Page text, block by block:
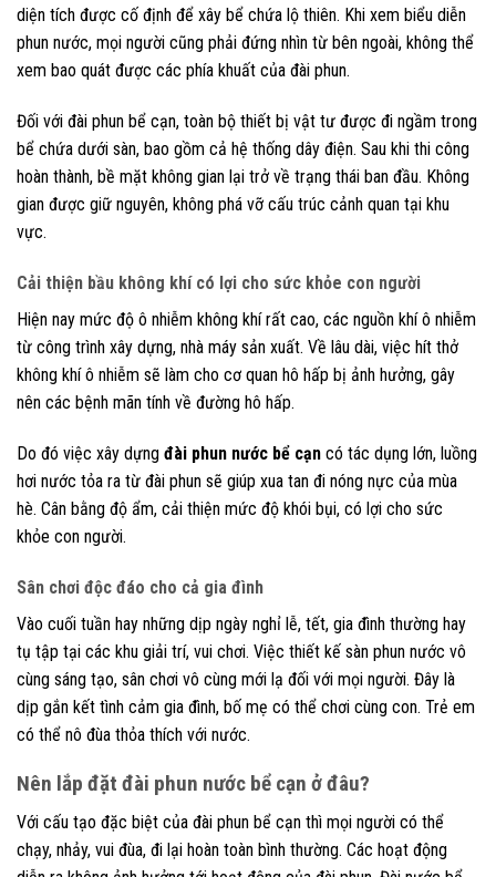
diện tích được cố định để xây bể chứa lộ thiên. Khi xem biểu diễn
phun nước, mọi người cũng phải đứng nhìn từ bên ngoài, không thể
xem bao quát được các phía khuất của đài phun.
Đối với đài phun bể cạn, toàn bộ thiết bị vật tư được đi ngầm trong
bể chứa dưới sàn, bao gồm cả hệ thống dây điện. Sau khi thi công
hoàn thành, bề mặt không gian lại trở về trạng thái ban đầu. Không
gian được giữ nguyên, không phá vỡ cấu trúc cảnh quan tại khu
vực.
Cải thiện bầu không khí có lợi cho sức khỏe con người
Hiện nay mức độ ô nhiễm không khí rất cao, các nguồn khí ô nhiễm
từ công trình xây dựng, nhà máy sản xuất. Về lâu dài, việc hít thở
không khí ô nhiễm sẽ làm cho cơ quan hô hấp bị ảnh hưởng, gây
nên các bệnh mãn tính về đường hô hấp.
Do đó việc xây dựng đài phun nước bể cạn có tác dụng lớn, luồng
hơi nước tỏa ra từ đài phun sẽ giúp xua tan đi nóng nực của mùa
hè. Cân bằng độ ẩm, cải thiện mức độ khói bụi, có lợi cho sức
khỏe con người.
Sân chơi độc đáo cho cả gia đình
Vào cuối tuần hay những dịp ngày nghỉ lễ, tết, gia đình thường hay
tụ tập tại các khu giải trí, vui chơi. Việc thiết kế sàn phun nước vô
cùng sáng tạo, sân chơi vô cùng mới lạ đối với mọi người. Đây là
dịp gắn kết tình cảm gia đình, bố mẹ có thể chơi cùng con. Trẻ em
có thể nô đùa thỏa thích với nước.
Nên lắp đặt đài phun nước bể cạn ở đâu?
Với cấu tạo đặc biệt của đài phun bể cạn thì mọi người có thể
chạy, nhảy, vui đùa, đi lại hoàn toàn bình thường. Các hoạt động